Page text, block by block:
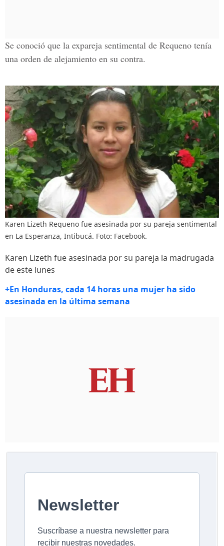
Se conoció que la expareja sentimental de Requeno tenía
una orden de alejamiento en su contra.
Karen Lizeth Requeno fue asesinada por su pareja sentimental
en La Esperanza, Intibucá. Foto: Facebook.
Karen Lizeth fue asesinada por su pareja la madrugada
de este lunes
+En Honduras, cada 14 horas una mujer ha sido
asesinada en la última semana